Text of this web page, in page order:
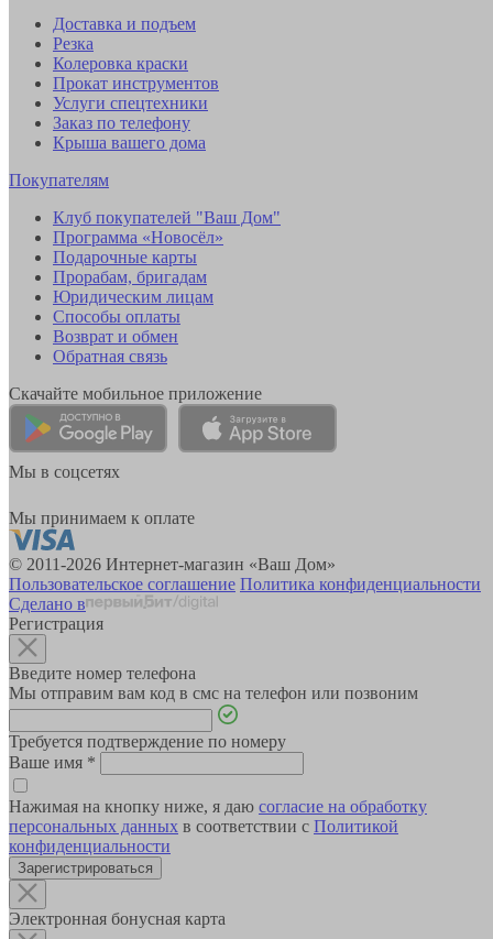
Доставка и подъем
Резка
Колеровка краски
Прокат инструментов
Услуги спецтехники
Заказ по телефону
Крыша вашего дома
Покупателям
Клуб покупателей "Ваш Дом"
Программа «Новосёл»
Подарочные карты
Прорабам, бригадам
Юридическим лицам
Способы оплаты
Возврат и обмен
Обратная связь
Скачайте мобильное приложение
Мы в соцсетях
Мы принимаем к оплате
© 2011-2026 Интернет-магазин «Ваш Дом»
Пользовательское соглашение Политика конфиденциальности
Сделано в
Регистрация
Введите номер телефона
Мы отправим вам код в смс на телефон или позвоним
Требуется подтверждение по номеру
Ваше имя *
Нажимая на кнопку ниже, я даю согласие на обработку
персональных данных в соответствии с Политикой
конфиденциальности
Зарегистрироваться
Электронная бонусная карта